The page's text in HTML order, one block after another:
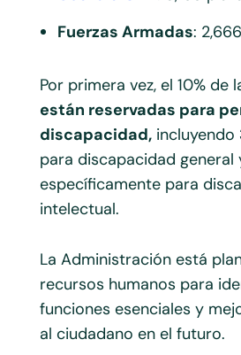
Fuerzas Armadas:
Por primera vez, el 10% de
están reservadas para
discapacidad,incluyendo
para discapacidad general
específicamente para
intelectual.
La Administración está
recursos humanos para
funciones esenciales y
al ciudadano en el futuro.